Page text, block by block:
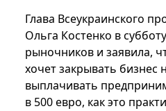
Глава Всеукраинского
Ольга Костенко в
рыночников и заявила,
хочет закрывать бизнес
выплачивать
в 500 евро, как это